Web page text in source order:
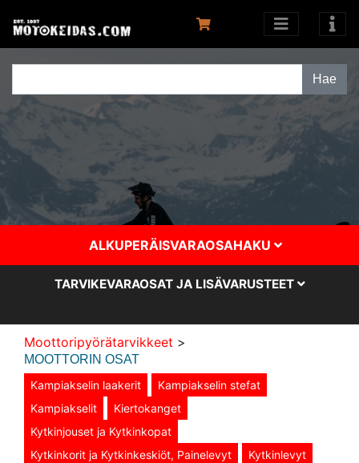
ALKUPERÄISVARAOSAHAKU
TARVIKEVARAOSAT JA LISÄVARUSTEET
Moottoripyörätarvikkeet >
MOOTTORIN OSAT
Kampiakselin laakerit
Kampiakselin stefat
Kampiakselit
Kiertokanget
Kytkinjouset ja Kytkinkopat
Kytkinkorit ja Kytkinkeskiöt, Painelevyt
Kytkinlevyt